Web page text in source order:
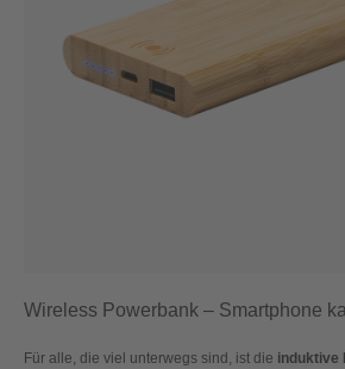
Wireless Powerbank – Smartphone
Für alle, die viel unterwegs sind, ist die induktive